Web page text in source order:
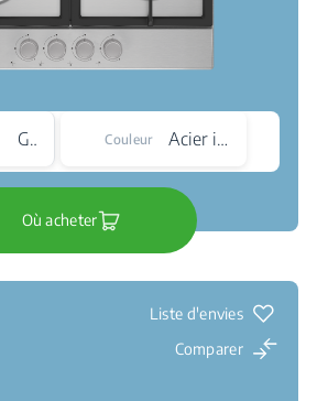
Gaz Couleur Acier inoxydable
Où acheter
Liste d'envies
Comparer